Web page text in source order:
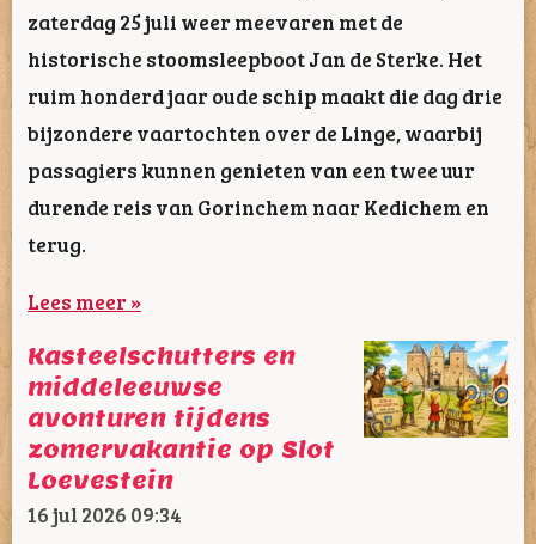
zaterdag 25 juli weer meevaren met de
historische stoomsleepboot Jan de Sterke. Het
ruim honderd jaar oude schip maakt die dag drie
bijzondere vaartochten over de Linge, waarbij
passagiers kunnen genieten van een twee uur
durende reis van Gorinchem naar Kedichem en
terug.
Lees meer »
Kasteelschutters en
middeleeuwse
avonturen tijdens
zomervakantie op Slot
Loevestein
16 jul 2026 09:34